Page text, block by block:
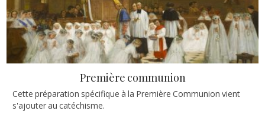
Première communion
Cette préparation spécifique à la Première Communion vient
s'ajouter au catéchisme.